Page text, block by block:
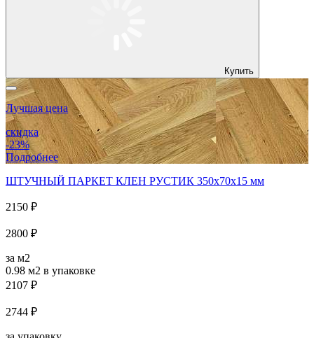
Купить
Лучшая цена
скидка
-23%
Подробнее
ШТУЧНЫЙ ПАРКЕТ КЛЕН РУСТИК 350x70x15 мм
2150 ₽
2800 ₽
за м2
0.98 м2 в упаковке
2107 ₽
2744 ₽